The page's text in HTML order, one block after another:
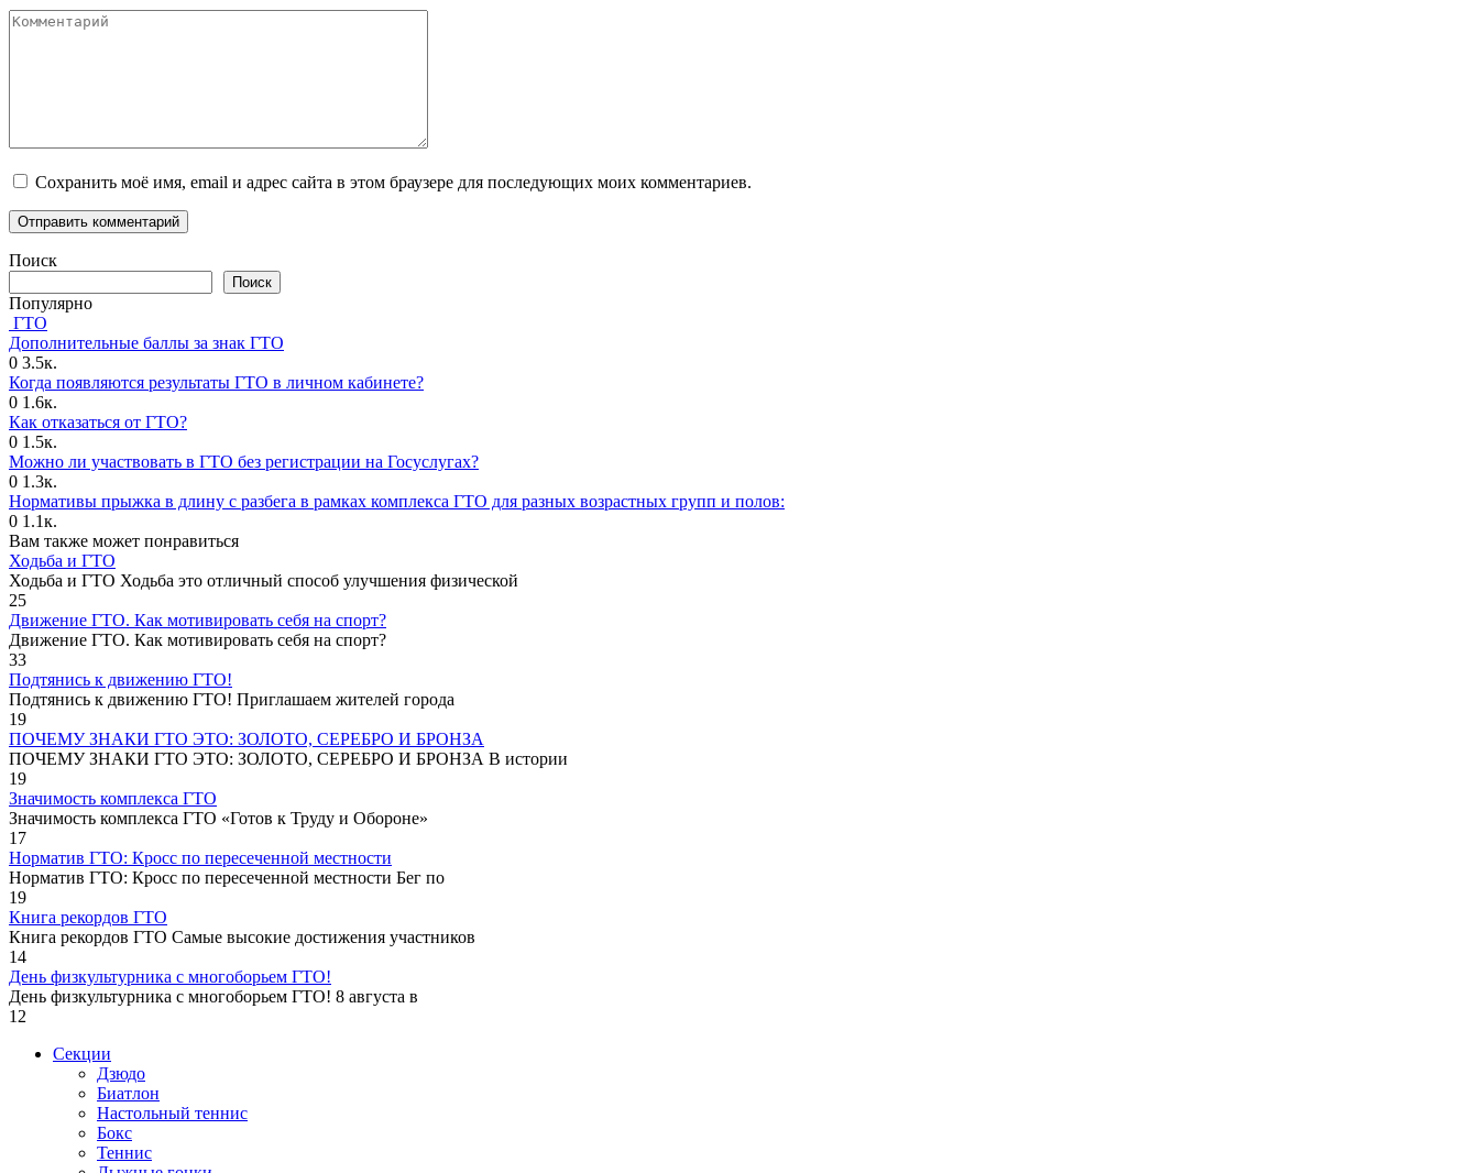
Комментарий
Сохранить моё имя, email и адрес сайта в этом браузере для последующих моих комментариев.
Поиск
Поиск
Популярно
ГТО
Дополнительные баллы за знак ГТО
0 3.5к.
Когда появляются результаты ГТО в личном кабинете?
0 1.6к.
Как отказаться от ГТО?
0 1.5к.
Можно ли участвовать в ГТО без регистрации на Госуслугах?
0 1.3к.
Нормативы прыжка в длину с разбега в рамках комплекса ГТО для разных возрастных групп и полов:
0 1.1к.
Вам также может понравиться
Ходьба и ГТО
Ходьба и ГТО Ходьба это отличный способ улучшения физической
25
Движение ГТО. Как мотивировать себя на спорт?️
Движение ГТО. Как мотивировать себя на спорт?
33
Подтянись к движению ГТО!
Подтянись к движению ГТО! Приглашаем жителей города
19
ПОЧЕМУ ЗНАКИ ГТО ЭТО: ЗОЛОТО, СЕРЕБРО И БРОНЗА
ПОЧЕМУ ЗНАКИ ГТО ЭТО: ЗОЛОТО, СЕРЕБРО И БРОНЗА В истории
19
Значимость комплекса ГТО
Значимость комплекса ГТО «Готов к Труду и Обороне»
17
Норматив ГТО: Кросс по пересеченной местности
Норматив ГТО: Кросс по пересеченной местности Бег по
19
Книга рекордов ГТО
Книга рекордов ГТО Самые высокие достижения участников
14
День физкультурника с многоборьем ГТО!
День физкультурника с многоборьем ГТО! 8 августа в
12
Секции
Дзюдо
Биатлон
Настольный теннис
Бокс
Теннис